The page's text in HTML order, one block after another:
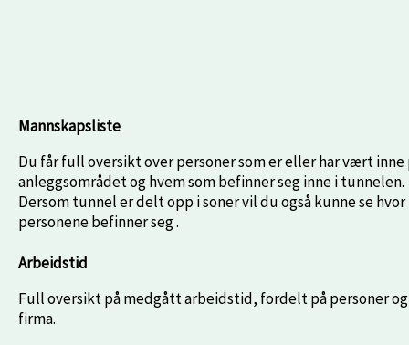
Mannskapsliste
Du får full oversikt over personer som er eller har vært inne
anleggsområdet og hvem som befinner seg inne i tunnelen.
Dersom tunnel er delt opp i soner vil du også kunne se hvor
personene befinner seg .
Arbeidstid
Full oversikt på medgått arbeidstid, fordelt på personer og
firma.